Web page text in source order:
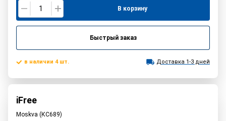
В корзину
Быстрый заказ
в наличии 4 шт. Доставка 1-3 дней
iFree
Moskva (КС689)